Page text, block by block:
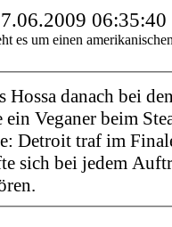
06:35:40
es um einen
Hossa danach bei
Veganer beim
Detroit traf im
sich bei jedem